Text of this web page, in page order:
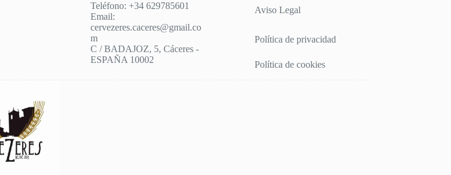
Teléfono: +34 629785601
Email:
cervezeres.caceres@gmail.co
m
C / BADAJOZ, 5, Cáceres -
ESPAÑA 10002
Aviso Legal
Política de privacidad
Política de cookies